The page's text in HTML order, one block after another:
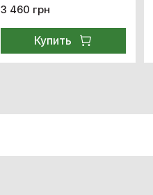
3 460 грн
Купить